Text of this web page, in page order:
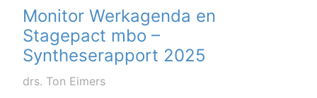
Monitor Werkagenda en
Stagepact mbo –
Syntheserapport 2025
drs. Ton Eimers